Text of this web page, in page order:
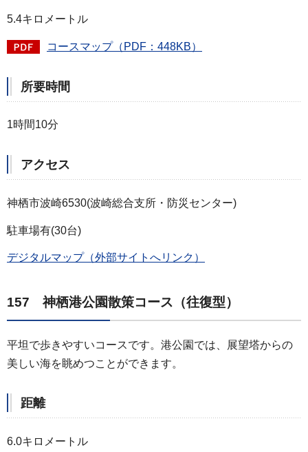
5.4キロメートル
コースマップ（PDF：448KB）
所要時間
1時間10分
アクセス
神栖市波崎6530(波崎総合支所・防災センター)
駐車場有(30台)
デジタルマップ（外部サイトへリンク）
157 神栖港公園散策コース（往復型）
平坦で歩きやすいコースです。港公園では、展望塔からの
美しい海を眺めつことができます。
距離
6.0キロメートル